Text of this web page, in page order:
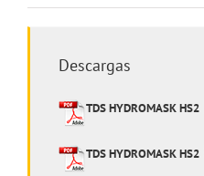
Descargas
TDS HYDROMASK HS2
TDS HYDROMASK HS2